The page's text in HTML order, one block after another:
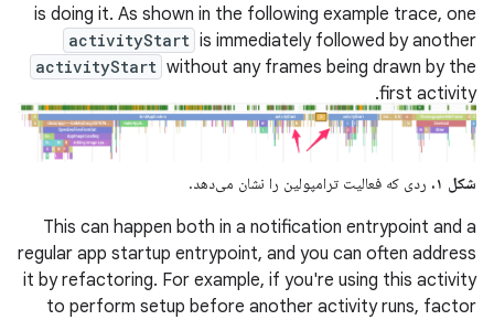
is doing it. As shown in the following example trace, one
activityStart is immediately followed by another
activityStart without any frames being drawn by the
first activity.
شکل ۱. ردی که فعالیت ترامپولین را نشان می‌دهد.
This can happen both in a notification entrypoint and a
regular app startup entrypoint, and you can often address
it by refactoring. For example, if you're using this activity
to perform setup before another activity runs, factor